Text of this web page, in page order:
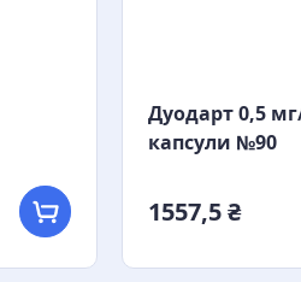
Дуодарт 0,5
капсули №90
1557,5 ₴